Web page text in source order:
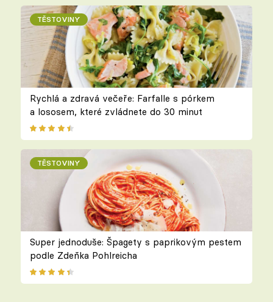
TĚSTOVINY
Rychlá a zdravá večeře: Farfalle s pórkem
a lososem, které zvládnete do 30 minut
TĚSTOVINY
Super jednoduše: Špagety s paprikovým pestem
podle Zdeňka Pohlreicha